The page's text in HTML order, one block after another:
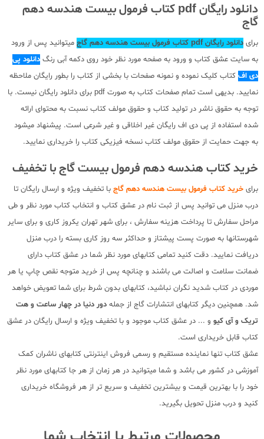
دانلود رایگان pdf کتاب فرمول بیست هندسه دهم
گاج
برای دانلود رایگان pdf کتاب فرمول بیست هندسه دهم گاج
میتوانید پس از ورود
به سایت عشق کتاب و ورود به صفحه مورد نظر خود روی دکمه آبی رنگ دانلود پی
دی اف کتاب کلیک نموده و نمونه صفحات با بخشی از کتاب را بطور رایگان ملاحظه
نمایید. بدیهی است تمام صفحات کتاب به صورت pdf برای دانلود رایگان نیست. با
توجه به حقوق ناشر در تولید کتاب و حقوق مولف کتاب نسبت به محتوای ارائه
شده استفاده از پی دی اف رایگان غیر اخلاقی و غیر شرعی است. پیشنهاد میشود
به جهت حمایت از حقوق مولف کتاب نسخه فیزیکی کتاب را خریداری نمایید.
خرید کتاب هندسه دهم فرمول بیست گاج با تخفیف
برای خرید کتاب فرمول بیست هندسه دهم گاج با تخفیف ویژه و ارسال رایگان تا
درب منزل می توانید پس از ثبت نام در عشق کتاب و انتخاب کتاب مورد نظر و طی
مراحل سفارش تا پرداخت هزینه سفارش ، برای شهر تهران یکروز کاری و برای سایر
شهرستانها به صورت پست پیشتاز و حداکثر سه روز کاری بسته را درب منزل
دریافت نمایید. دقت کنید تمامی کتابهای مورد نظر شما در عشق کتاب دارای
ضمانت سلامت و اصالت می باشند و چنانچه پس از خرید متوجه نقص چاپ یا هر
موردی در کتاب شدید نگران نباشید، کتابهای بدون شرط برای شما تعویض خواهد
شد. همچنین دیگر کتابهای انتشارات گاج از جمله دور دنیا در چهار ساعت و هت
تریک و آی کیو و ... در عشق کتاب موجود و با تخفیف ویژه و ارسال رایگان در عشق
کتاب قابل خریداری است.
عشق کتاب تنها نماینده مستقیم و رسمی فروش اینترنتی کتابهای ناشران کمک
آموزشی در کشور می باشد و شما میتوانید در هر زمان از هر جا کتابهای مورد نظر
خود را با بهترین قیمت و بیشترین تخفیف و سریع تر از هر فروشگاه خریداری
کنید و درب منزل تحویل بگیرید.